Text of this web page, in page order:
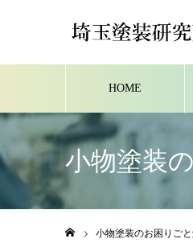
HOME
小物塗装
小物塗装のお困りご